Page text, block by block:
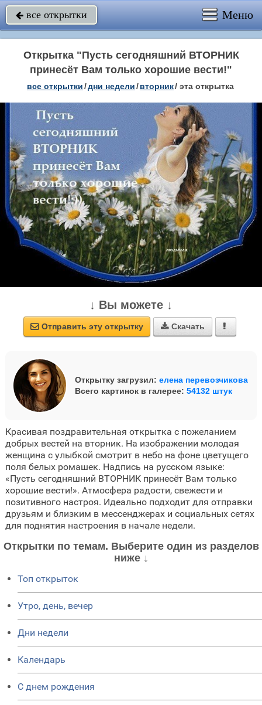
 все открытки Меню
Открытка "Пусть сегодняшний ВТОРНИК
принесёт Вам только хорошие вести!"
все открытки/дни недели/вторник/ эта открытка
↓ Вы можете ↓
 Отправить эту открытку  Скачать 
Открытку загрузил: елена перевозчикова
Всего картинок в галерее: 54132 штук
Красивая поздравительная открытка с пожеланием
добрых вестей на вторник. На изображении молодая
женщина с улыбкой смотрит в небо на фоне цветущего
поля белых ромашек. Надпись на русском языке:
«Пусть сегодняшний ВТОРНИК принесёт Вам только
хорошие вести!». Атмосфера радости, свежести и
позитивного настроя. Идеально подходит для отправки
друзьям и близким в мессенджерах и социальных сетях
для поднятия настроения в начале недели.
Открытки по темам. Выберите один из разделов
ниже ↓
Топ открыток
Утро, день, вечер
Дни недели
Календарь
C днем рождения